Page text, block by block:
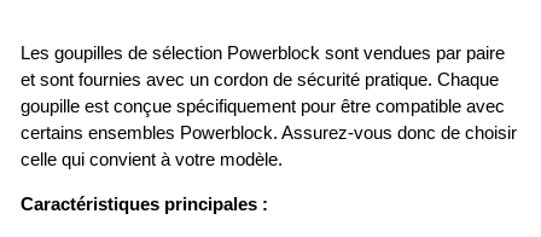
Les goupilles de sélection Powerblock sont vendues par paire
et sont fournies avec un cordon de sécurité pratique. Chaque
goupille est conçue spécifiquement pour être compatible avec
certains ensembles Powerblock. Assurez-vous donc de choisir
celle qui convient à votre modèle.
Caractéristiques principales :